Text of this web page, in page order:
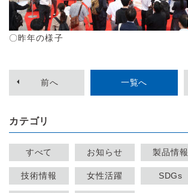
〇昨年の様子
前へ 一覧へ
カテゴリ
すべて お知らせ 製品情報
技術情報 女性活躍 SDGs